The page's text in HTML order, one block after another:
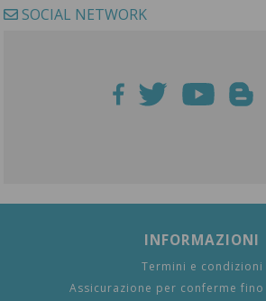
SOCIAL NETWORK
INFORMAZIONI
Termini e condizioni
Assicurazione per conferme